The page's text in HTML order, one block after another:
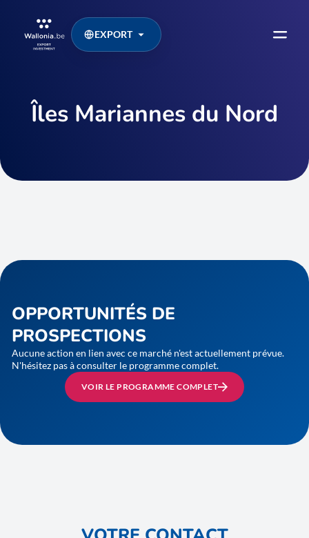
EXPORT
Îles Mariannes du Nord
OPPORTUNITÉS DE
PROSPECTIONS
Aucune action en lien avec ce marché n'est actuellement prévue.
N'hésitez pas à consulter le programme complet.
VOIR LE PROGRAMME COMPLET